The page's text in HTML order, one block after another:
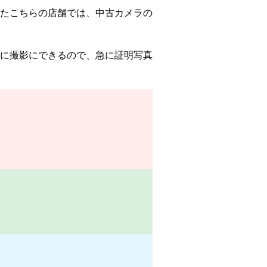
こちらの店舗では、中古カメラの
撮影にできるので、急に証明写真